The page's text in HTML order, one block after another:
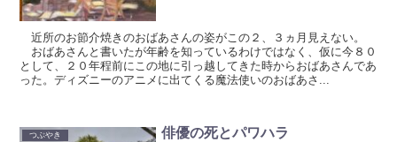
近所のお節介焼きのおばあさんの姿がこの２、３ヵ月見えない。
おばあさんと書いたが年齢を知っているわけではなく、仮に今８０
として、２０年程前にこの地に引っ越してきた時からおばあさんであ
った。ディズニーのアニメに出てくる魔法使いのおばあさ...
つぶやき 俳優の死とパワハラ